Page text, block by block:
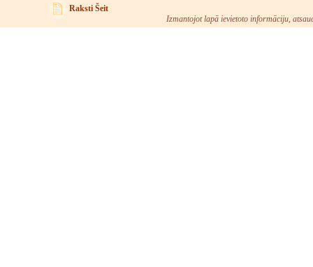
Raksti Šeit
Izmantojot lapā ievietoto informāciju,